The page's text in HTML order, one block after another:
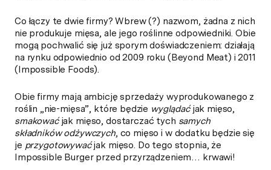
Co łączy te dwie firmy? Wbrew (?) nazwom, żadna z nich
nie produkuje mięsa, ale jego roślinne odpowiedniki. Obie
mogą pochwalić się już sporym doświadczeniem: działają
na rynku odpowiednio od 2009 roku (Beyond Meat) i 2011
(Impossible Foods).
Obie firmy mają ambicję sprzedaży wyprodukowanego z
roślin „nie-mięsa”, które będzie wyglądaćjak mięso,
smakowaćjak mięso, dostarczać tych samych
składników odżywczych, co mięso i w dodatku będzie się
je przygotowywaćjak mięso. Do tego stopnia, że
Impossible Burger przed przyrządzeniem… krwawi!